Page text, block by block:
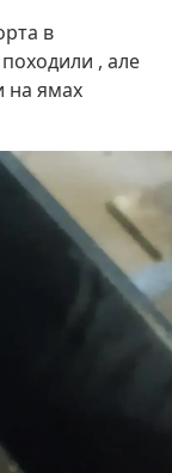
в
, але
на ямах